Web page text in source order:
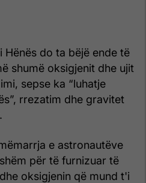
Hënës do ta bëjë ende të
shumë oksigjenit dhe ujit
sepse ka “luhatje
rrezatim dhe gravitet
e astronautëve
për të furnizuar të
oksigjenin që mund t'i